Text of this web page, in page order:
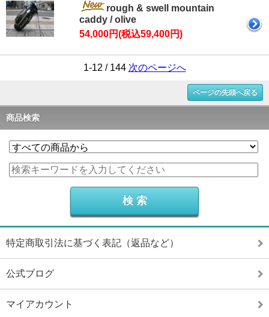
rough & swell mountain
caddy / olive
54,000円(税込59,400円)
1-12 / 144 次のページへ
ページの先頭へ戻る
商品検索
特定商取引法に基づく表記（返品など）
公式ブログ
マイアカウント